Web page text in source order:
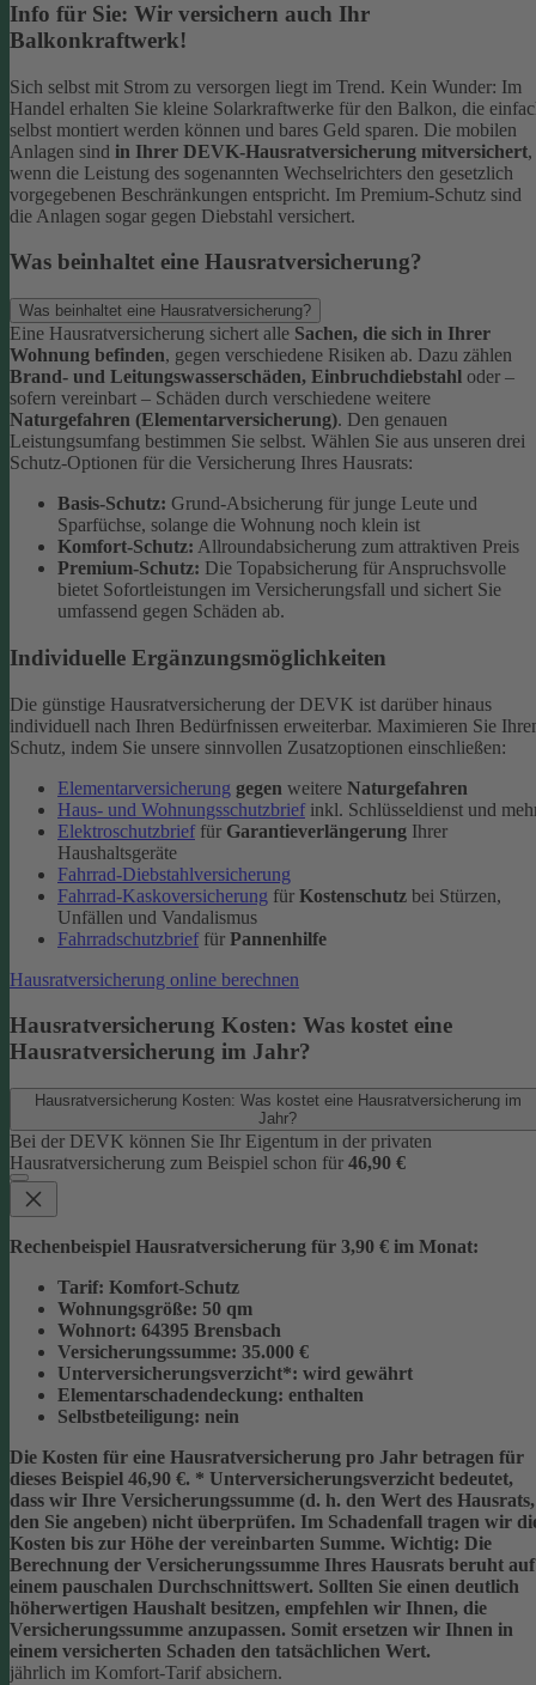
Info für Sie: Wir versichern auch Ihr
Balkonkraftwerk!
Sich selbst mit Strom zu versorgen liegt im Trend. Kein Wunder: Im
Handel erhalten Sie kleine Solarkraftwerke für den Balkon, die
selbst montiert werden können und bares Geld sparen. Die mobilen
Anlagen sind in Ihrer DEVK-Hausratversicherung mitversichert,
wenn die Leistung des sogenannten Wechselrichters den gesetzlich
vorgegebenen Beschränkungen entspricht. Im Premium-Schutz sind
die Anlagen sogar gegen Diebstahl versichert.
Was beinhaltet eine Hausratversicherung?
Was beinhaltet eine Hausratversicherung?
Eine Hausratversicherung sichert alle Sachen, die sich in Ihrer
Wohnung befinden, gegen verschiedene Risiken ab. Dazu zählen
Brand- und Leitungswasserschäden, Einbruchdiebstahl oder –
sofern vereinbart – Schäden durch verschiedene weitere
Naturgefahren (Elementarversicherung). Den genauen
Leistungsumfang bestimmen Sie selbst. Wählen Sie aus unseren drei
Schutz-Optionen für die Versicherung Ihres Hausrats:
Basis-Schutz: Grund-Absicherung für junge Leute und
Sparfüchse, solange die Wohnung noch klein ist
Komfort-Schutz: Allroundabsicherung zum attraktiven Preis
Premium-Schutz: Die Topabsicherung für Anspruchsvolle
bietet Sofortleistungen im Versicherungsfall und sichert Sie
umfassend gegen Schäden ab.
Individuelle Ergänzungsmöglichkeiten
Die günstige Hausratversicherung der DEVK ist darüber hinaus
individuell nach Ihren Bedürfnissen erweiterbar. Maximieren Sie
Schutz, indem Sie unsere sinnvollen Zusatzoptionen einschließen:
Elementarversicherung gegen weitere Naturgefahren
Haus- und Wohnungsschutzbrief inkl. Schlüsseldienst und
Elektroschutzbrief für Garantieverlängerung Ihrer
Haushaltsgeräte
Fahrrad-Diebstahlversicherung
Fahrrad-Kaskoversicherung für Kostenschutz bei Stürzen,
Unfällen und Vandalismus
Fahrradschutzbrief für Pannenhilfe
Hausratversicherung online berechnen
Hausratversicherung Kosten: Was kostet eine
Hausratversicherung im Jahr?
Hausratversicherung Kosten: Was kostet eine Hausratversicherung im
Jahr?
Bei der DEVK können Sie Ihr Eigentum in der privaten
Hausratversicherung zum Beispiel schon für 46,90 €
Rechenbeispiel Hausratversicherung für 3,90 € im Monat:
Tarif: Komfort-Schutz
Wohnungsgröße: 50 qm
Wohnort: 64395 Brensbach
Versicherungssumme: 35.000 €
Unterversicherungsverzicht*: wird gewährt
Elementarschadendeckung: enthalten
Selbstbeteiligung: nein
Die Kosten für eine Hausratversicherung pro Jahr betragen für
dieses Beispiel 46,90 €. * Unterversicherungsverzicht bedeutet,
dass wir Ihre Versicherungssumme (d. h. den Wert des Hausrats,
den Sie angeben) nicht überprüfen. Im Schadenfall tragen wir
Kosten bis zur Höhe der vereinbarten Summe. Wichtig: Die
Berechnung der Versicherungssumme Ihres Hausrats beruht auf
einem pauschalen Durchschnittswert. Sollten Sie einen deutlich
höherwertigen Haushalt besitzen, empfehlen wir Ihnen, die
Versicherungssumme anzupassen. Somit ersetzen wir Ihnen in
einem versicherten Schaden den tatsächlichen Wert.
jährlich im Komfort-Tarif absichern.